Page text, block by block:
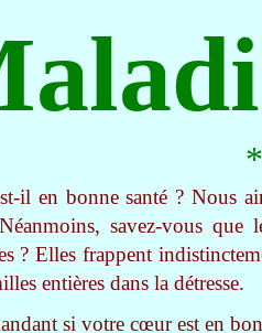
il en bonne santé ? Nous
savez-vous
? Elles frappent
entières dans la détresse.
si votre cœur est en